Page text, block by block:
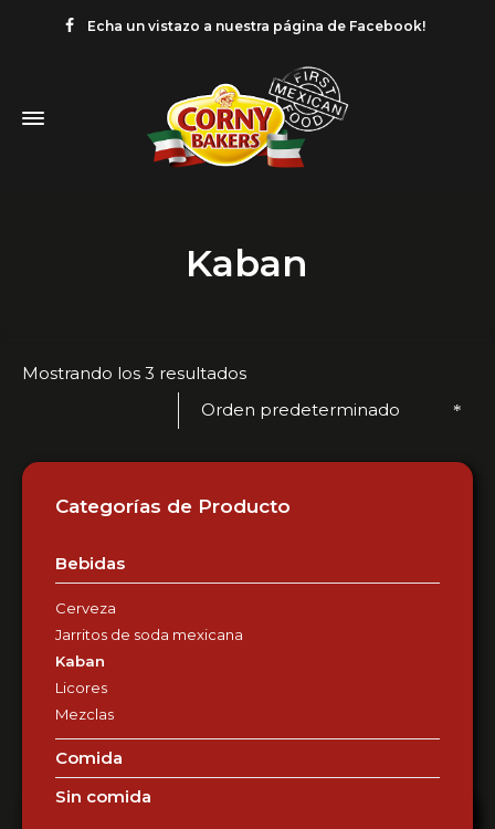
Echa un vistazo a nuestra página de Facebook!
Kaban
Mostrando los 3 resultados
Orden predeterminado
Categorías de Producto
Bebidas
Cerveza
Jarritos de soda mexicana
Kaban
Licores
Mezclas
Comida
Sin comida